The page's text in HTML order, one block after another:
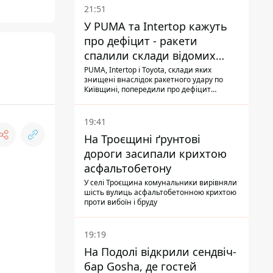
21:51
У PUMA та Intertop кажуть
про дефіцит - ракети
спалили склади відомих
брендів
PUMA, Intertop і Toyota, склади яких
знищені внаслідок ракетного удару по
Київщині, попередили про дефіцит
19:41
На Троєщині ґрунтові
дороги засипали крихтою
асфальтобетону
У селі Троєщина комунальники вирівняли
шість вулиць асфальтобетонною крихтою
проти вибоїн і бруду
19:19
На Подолі відкрили сендвіч-
бар Gosha, де гостей